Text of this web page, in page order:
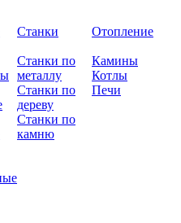
Станки
Станки по
металлу
Станки по
дереву
Станки по
камню
Отопление
Камины
Котлы
Печи